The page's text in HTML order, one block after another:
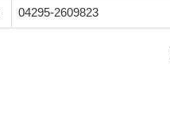
04295-2609823